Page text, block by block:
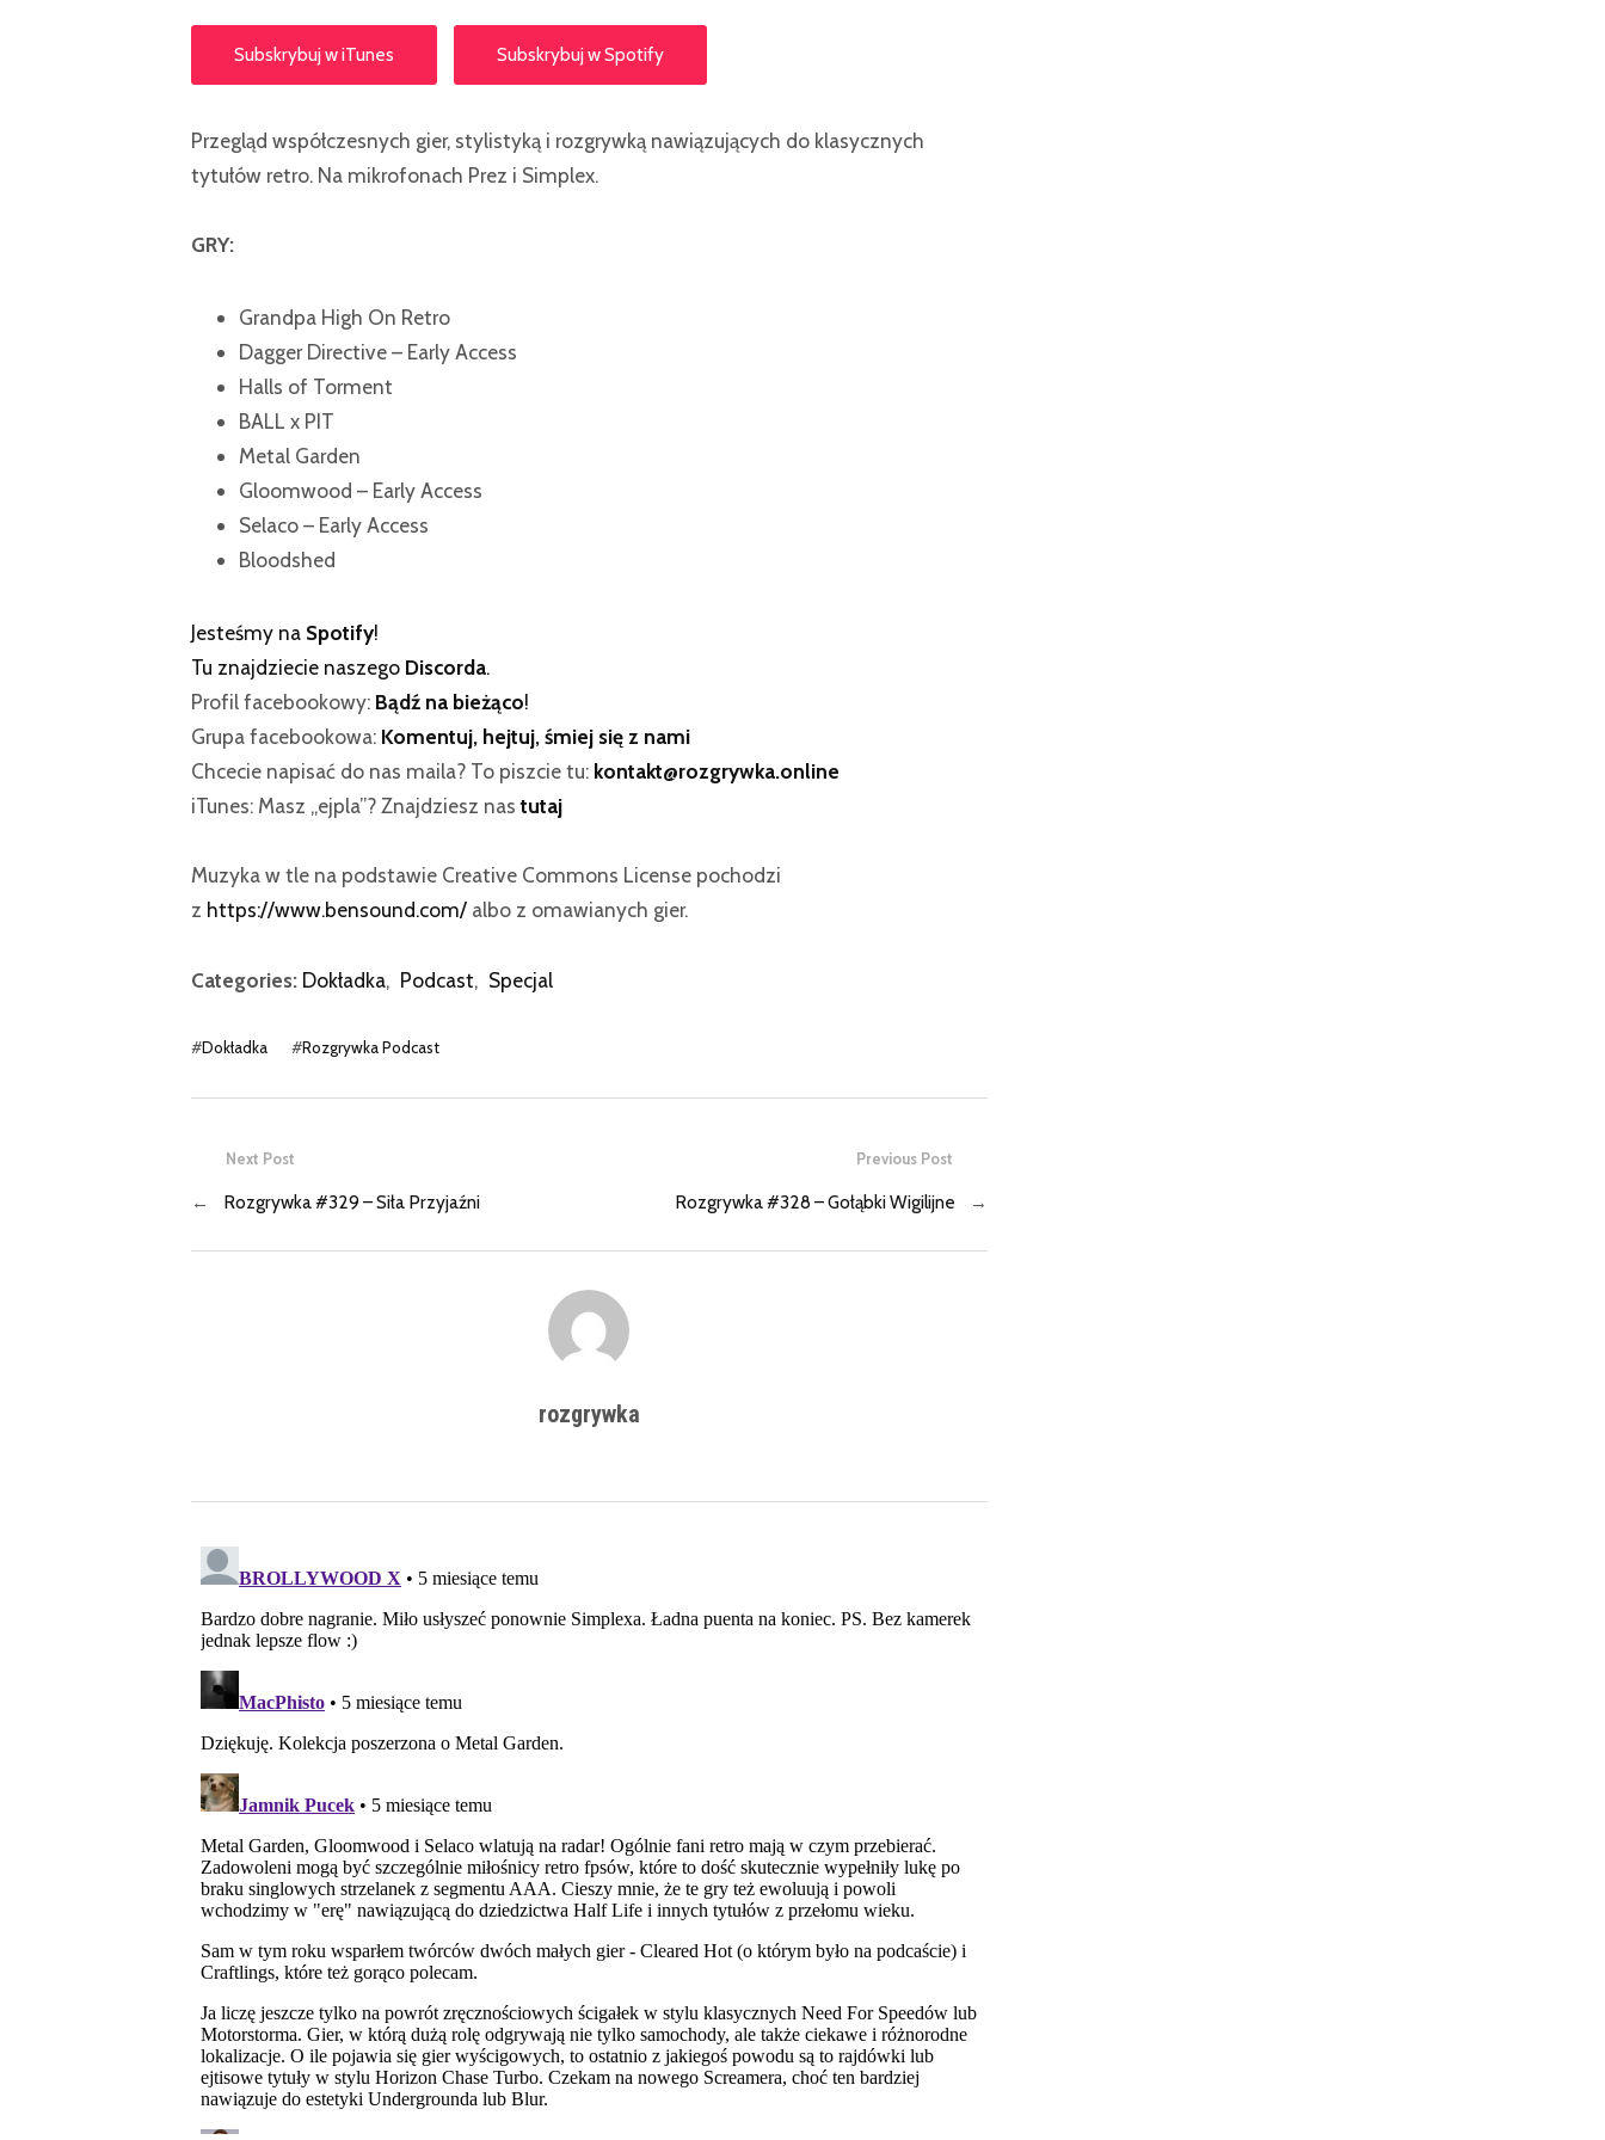
Subskrybuj w iTunes Subskrybuj w Spotify
Przegląd współczesnych gier, stylistyką i rozgrywką nawiązujących do klasycznych
tytułów retro. Na mikrofonach Prez i Simplex.
GRY:
Grandpa High On Retro
Dagger Directive – Early Access
Halls of Torment
BALL x PIT
Metal Garden
Gloomwood – Early Access
Selaco – Early Access
Bloodshed
Jesteśmy na Spotify!
Tu znajdziecie naszego Discorda.
Profil facebookowy: Bądź na bieżąco!
Grupa facebookowa: Komentuj, hejtuj, śmiej się z nami
Chcecie napisać do nas maila? To piszcie tu: kontakt@rozgrywka.online
iTunes: Masz „ejpla”? Znajdziesz nastutaj
Muzyka w tle na podstawie Creative Commons License pochodzi
z https://www.bensound.com/ albo z omawianych gier.
Categories: Dokładka, Podcast, Specjal
#Dokładka #Rozgrywka Podcast
Previous Post
Rozgrywka #328 – Gołąbki Wigilijne →
Next Post
← Rozgrywka #329 – Siła Przyjaźni
rozgrywka